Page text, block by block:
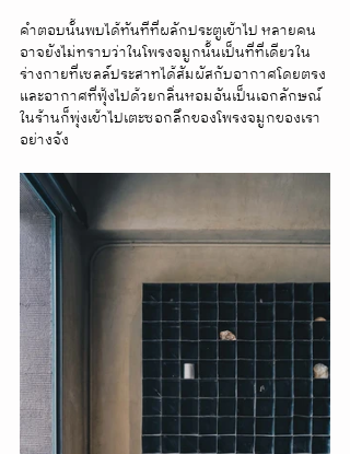
คำตอบนั้นพบได้ทันทีที่ผลักประตูเข้าไป หลายคน
อาจยังไม่ทราบว่าในโพรงจมูกนั้นเป็นที่ที่เดียวใน
ร่างกายที่เซลล์ประสาทได้สัมผัสกับอากาศโดยตรง
และอากาศที่ฟุ้งไปด้วยกลิ่นหอมอันเป็นเอกลักษณ์
ในร้านก็พุ่งเข้าไปเตะซอกลึกของโพรงจมูกของเรา
อย่างจัง